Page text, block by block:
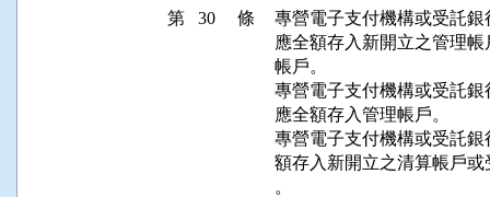
第 30 條
專營電子支付機構或受託
應全額存入新開立之管理
帳戶。
專營電子支付機構或受託
應全額存入管理帳戶。
專營電子支付機構或受託
額存入新開立之清算帳戶
。